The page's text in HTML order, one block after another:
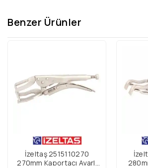
Benzer Ürünler
İzeltaş 2515110270
270mm Kaportacı Ayarlı